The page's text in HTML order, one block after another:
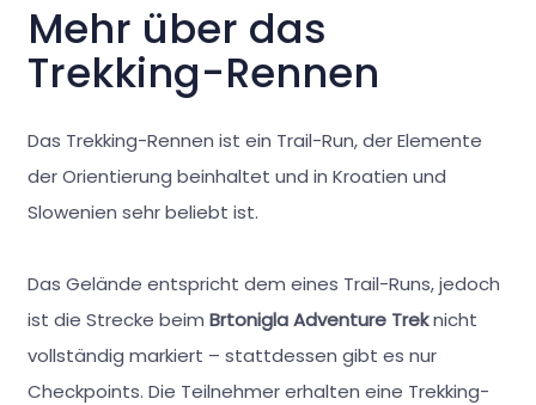
Mehr über das
Trekking-Rennen
Das Trekking-Rennen ist ein Trail-Run, der Elemente
der Orientierung beinhaltet und in Kroatien und
Slowenien sehr beliebt ist.
Das Gelände entspricht dem eines Trail-Runs, jedoch
ist die Strecke beim Brtonigla Adventure Treknicht
vollständig markiert – stattdessen gibt es nur
Checkpoints. Die Teilnehmer erhalten eine Trekking-